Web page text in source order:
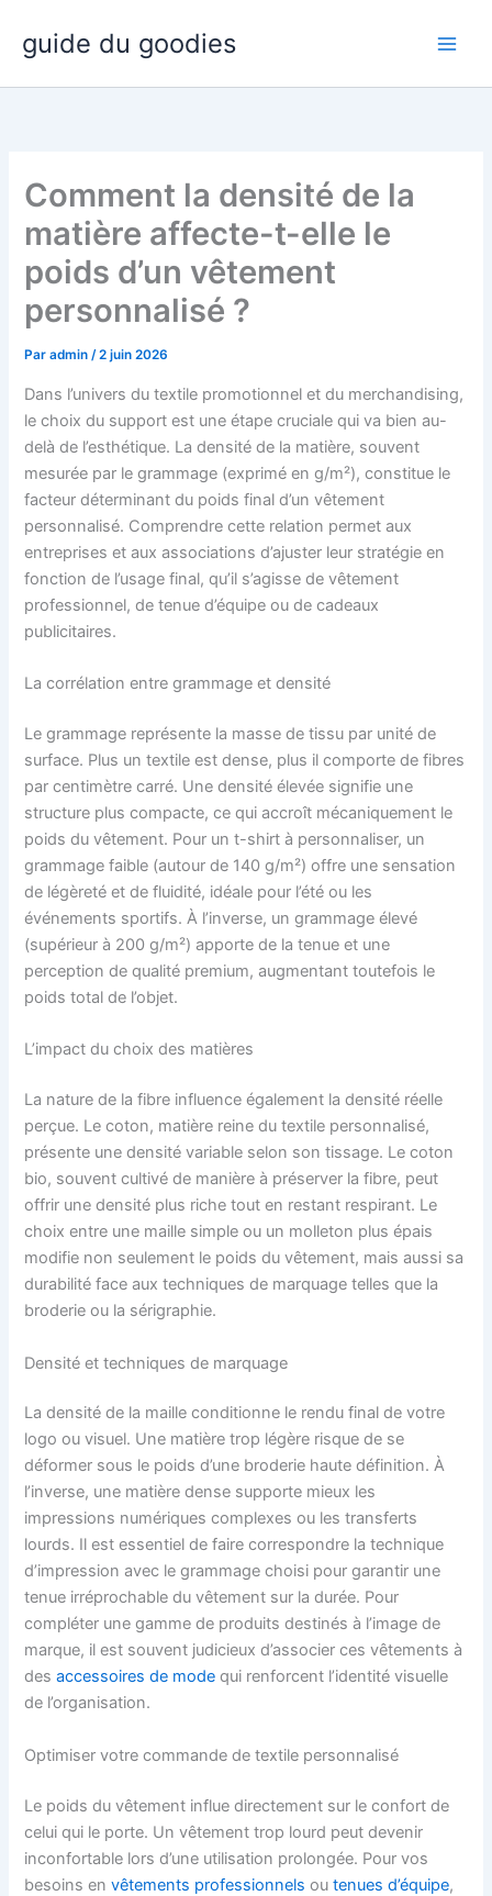
contenu
guide du goodies
Comment la densité de la
matière affecte-t-elle le
poids d’un vêtement
personnalisé ?
Paradmin/2 juin 2026
Dans l’univers du textile promotionnel et du merchandising,
le choix du support est une étape cruciale qui va bien au-
delà de l’esthétique. La densité de la matière, souvent
mesurée par le grammage (exprimé en g/m²), constitue le
facteur déterminant du poids final d’un vêtement
personnalisé. Comprendre cette relation permet aux
entreprises et aux associations d’ajuster leur stratégie en
fonction de l’usage final, qu’il s’agisse de vêtement
professionnel, de tenue d’équipe ou de cadeaux
publicitaires.
La corrélation entre grammage et densité
Le grammage représente la masse de tissu par unité de
surface. Plus un textile est dense, plus il comporte de fibres
par centimètre carré. Une densité élevée signifie une
structure plus compacte, ce qui accroît mécaniquement le
poids du vêtement. Pour un t-shirt à personnaliser, un
grammage faible (autour de 140 g/m²) offre une sensation
de légèreté et de fluidité, idéale pour l’été ou les
événements sportifs. À l’inverse, un grammage élevé
(supérieur à 200 g/m²) apporte de la tenue et une
perception de qualité premium, augmentant toutefois le
poids total de l’objet.
L’impact du choix des matières
La nature de la fibre influence également la densité réelle
perçue. Le coton, matière reine du textile personnalisé,
présente une densité variable selon son tissage. Le coton
bio, souvent cultivé de manière à préserver la fibre, peut
offrir une densité plus riche tout en restant respirant. Le
choix entre une maille simple ou un molleton plus épais
modifie non seulement le poids du vêtement, mais aussi sa
durabilité face aux techniques de marquage telles que la
broderie ou la sérigraphie.
Densité et techniques de marquage
La densité de la maille conditionne le rendu final de votre
logo ou visuel. Une matière trop légère risque de se
déformer sous le poids d’une broderie haute définition. À
l’inverse, une matière dense supporte mieux les
impressions numériques complexes ou les transferts
lourds. Il est essentiel de faire correspondre la technique
d’impression avec le grammage choisi pour garantir une
tenue irréprochable du vêtement sur la durée. Pour
compléter une gamme de produits destinés à l’image de
marque, il est souvent judicieux d’associer ces vêtements à
desaccessoires de mode qui renforcent l’identité visuelle
de l’organisation.
Optimiser votre commande de textile personnalisé
Le poids du vêtement influe directement sur le confort de
celui qui le porte. Un vêtement trop lourd peut devenir
inconfortable lors d’une utilisation prolongée. Pour vos
besoins envêtements professionnels outenues d’équipe,